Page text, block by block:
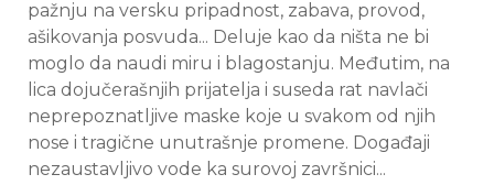
pažnju na versku pripadnost, zabava, provod,
ašikovanja posvuda... Deluje kao da ništa ne bi
moglo da naudi miru i blagostanju. Međutim, na
lica dojučerašnjih prijatelja i suseda rat navlači
neprepoznatljive maske koje u svakom od njih
nose i tragične unutrašnje promene. Događaji
nezaustavljivo vode ka surovoj završnici...